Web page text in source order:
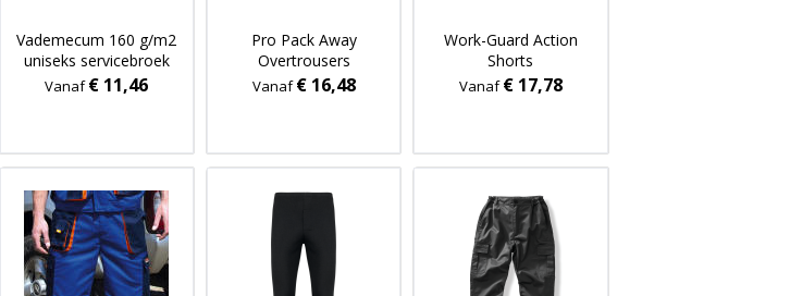
Vademecum 160 g/m2
uniseks servicebroek
Vanaf€ 11,46
Pro Pack Away
Overtrousers
Vanaf€ 16,48
Work-Guard Action
Shorts
Vanaf€ 17,78